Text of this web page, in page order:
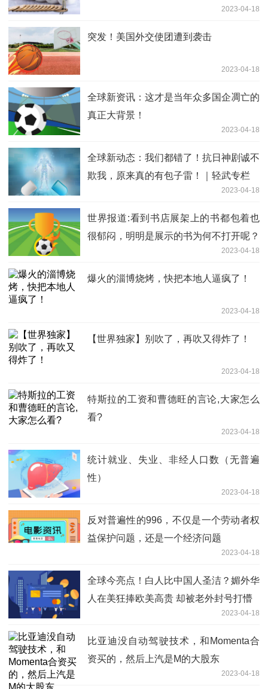
2023-04-18
突发！美国外交使团遭到袭击
2023-04-18
全球新资讯：这才是当年众多国企凋亡的
真正大背景！
2023-04-18
全球新动态：我们都错了！抗日神剧诚不
欺我，原来真的有包子雷！｜轻武专栏
2023-04-18
世界报道:看到书店展架上的书都包着也
很郁闷，明明是展示的书为何不打开呢？
2023-04-18
爆火的淄博烧烤，快把本地人逼疯了！
2023-04-18
【世界独家】别吹了，再吹又得炸了！
2023-04-18
特斯拉的工资和曹德旺的言论,大家怎么
看?
2023-04-18
统计就业、失业、非经人口数（无普遍
性）
2023-04-18
​反对普遍性的996，不仅是一个劳动者权
益保护问题，还是一个经济问题
2023-04-18
全球今亮点！白人比中国人圣洁？媚外华
人在美狂捧欧美高贵 却被老外封号打懵
2023-04-18
比亚迪没自动驾驶技术，和Momenta合
资买的，然后上汽是M的大股东
2023-04-18